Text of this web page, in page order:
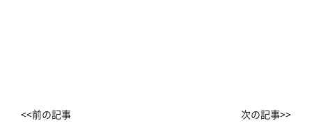
<<前の記事 次の記事>>